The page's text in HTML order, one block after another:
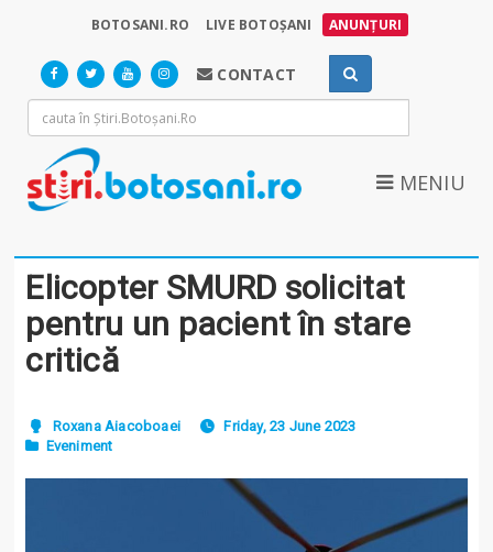
BOTOSANI.RO LIVE BOTOȘANI ANUNȚURI
CONTACT
MENIU
Elicopter SMURD solicitat
pentru un pacient în stare
critică
Roxana Aiacoboaei
Friday, 23 June 2023
Eveniment